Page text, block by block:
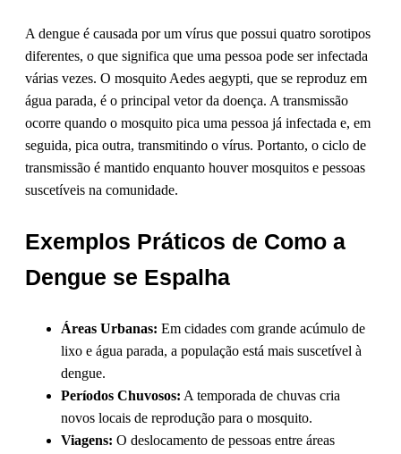
A dengue é causada por um vírus que possui quatro sorotipos
diferentes, o que significa que uma pessoa pode ser infectada
várias vezes. O mosquito Aedes aegypti, que se reproduz em
água parada, é o principal vetor da doença. A transmissão
ocorre quando o mosquito pica uma pessoa já infectada e, em
seguida, pica outra, transmitindo o vírus. Portanto, o ciclo de
transmissão é mantido enquanto houver mosquitos e pessoas
suscetíveis na comunidade.
Exemplos Práticos de Como a
Dengue se Espalha
Áreas Urbanas: Em cidades com grande acúmulo de
lixo e água parada, a população está mais suscetível à
dengue.
Períodos Chuvosos: A temporada de chuvas cria
novos locais de reprodução para o mosquito.
Viagens: O deslocamento de pessoas entre áreas